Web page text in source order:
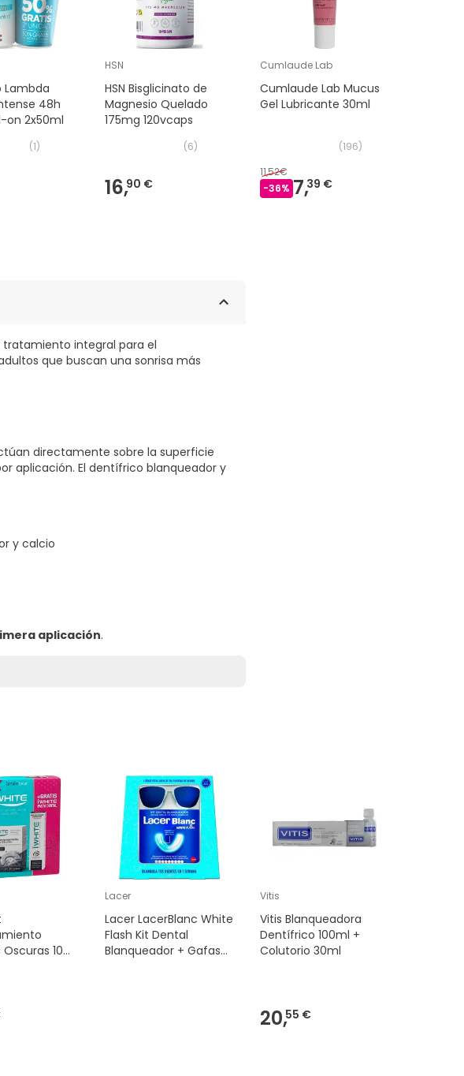
Lambda
48h
on 2x50ml
(1)
HSN
HSN Bisglicinato de
Magnesio Quelado
175mg 120vcaps
(6)
16,90 €
Cumlaude Lab
Cumlaude Lab Mucus
Gel Lubricante 30ml
(196)
11,52€
-36% 7,39 €
tratamiento integral para el
que buscan una sonrisa más
directamente sobre la superficie
aplicación. El dentífrico blanqueador y
y calcio
aplicación.
10
Lacer
Lacer LacerBlanc White
Flash Kit Dental
Blanqueador + Gafas
Vitis
Vitis Blanqueadora
Dentífrico 100ml +
Colutorio 30ml
20,55 €